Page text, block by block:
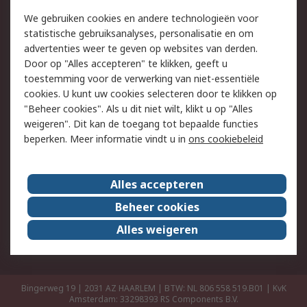
Track & Trace
Wettelijk
Cookiebeleid
Email veiligheid
Privacybeleid
Websitevoorwaarden
Algemene
verkoopvoorwaarden
Over RS
RS Group
Over ons
RS wereldwijd
Werken bij RS
ESG
Bingerweg 19 | 2031 AZ HAARLEM | BTW: NL 806 558 519.B01 | KvK
Amsterdam: 33298393 RS Components B.V.
We gebruiken cookies en andere technologieën voor
statistische gebruiksanalyses, personalisatie en om
advertenties weer te geven op websites van derden.
Door op "Alles accepteren" te klikken, geeft u
toestemming voor de verwerking van niet-essentiële
cookies. U kunt uw cookies selecteren door te klikken op
"Beheer cookies". Als u dit niet wilt, klikt u op "Alles
weigeren". Dit kan de toegang tot bepaalde functies
beperken. Meer informatie vindt u in ons cookiebeleid
Alles accepteren
Beheer cookies
Alles weigeren